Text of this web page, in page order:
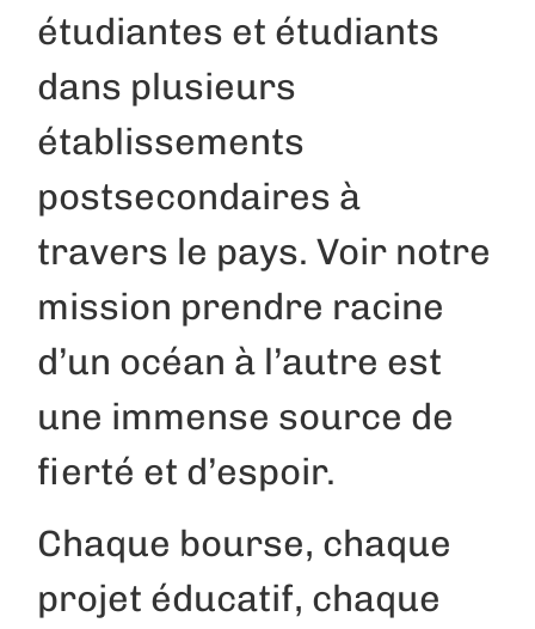
étudiantes et étudiants
dans plusieurs
établissements
postsecondaires à
travers le pays. Voir notre
mission prendre racine
d’un océan à l’autre est
une immense source de
fierté et d’espoir.
Chaque bourse, chaque
projet éducatif, chaque